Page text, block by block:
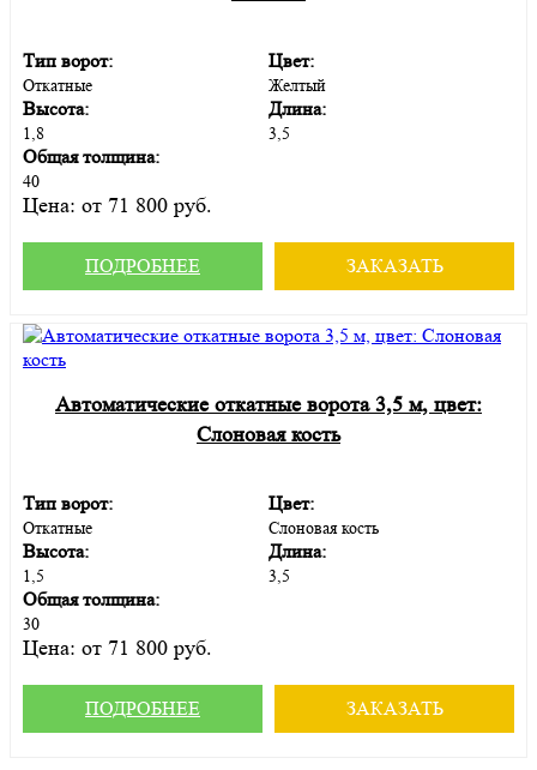
Тип ворот:
Откатные
Цвет:
Желтый
Высота:
1,8
Длина:
3,5
Общая толщина:
40
Цена: от 71 800 руб.
ПОДРОБНЕЕ ЗАКАЗАТЬ
Автоматические откатные ворота 3,5 м, цвет:
Слоновая кость
Тип ворот:
Откатные
Цвет:
Слоновая кость
Высота:
1,5
Длина:
3,5
Общая толщина:
30
Цена: от 71 800 руб.
ПОДРОБНЕЕ ЗАКАЗАТЬ